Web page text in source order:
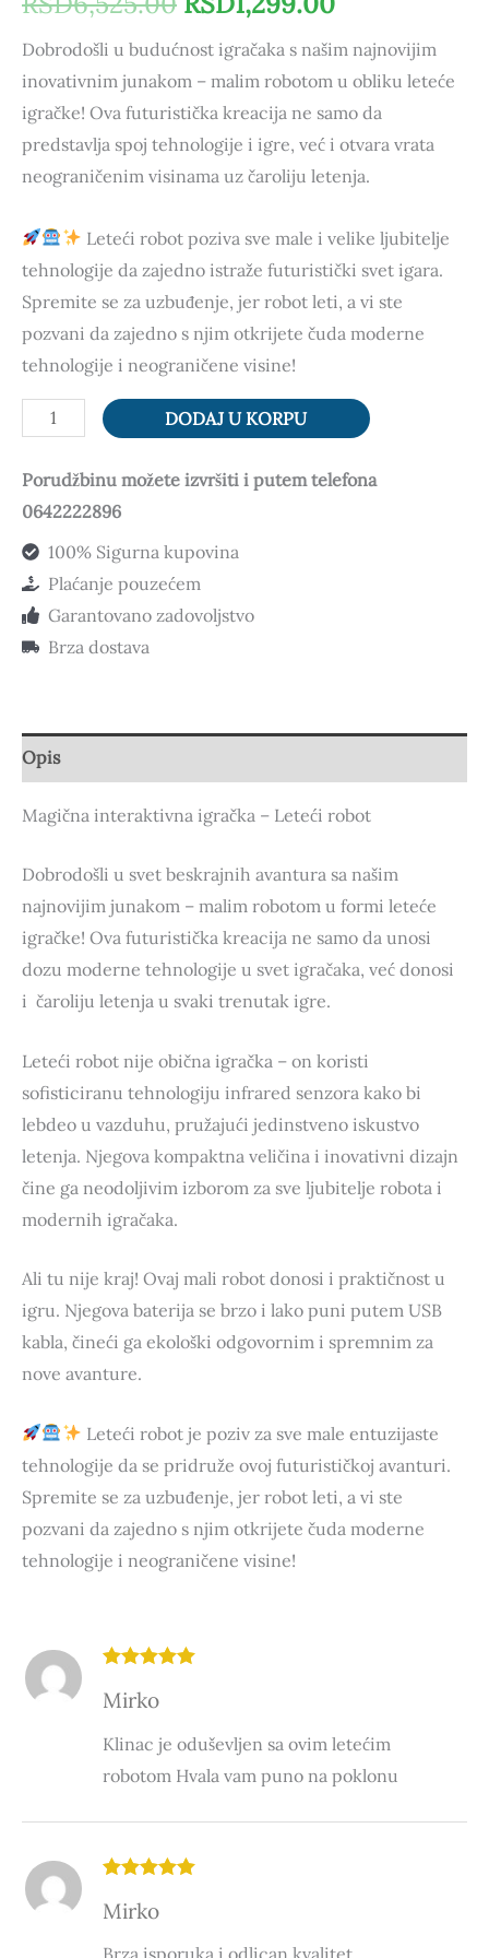
osnovu
Dobrodošli u budućnost igračaka s našim najnovijim
inovativnim junakom – malim robotom u obliku leteće
igračke! Ova futuristička kreacija ne samo da
predstavlja spoj tehnologije i igre, već i otvara vrata
neograničenim visinama uz čaroliju letenja.
Leteći robot poziva sve male i velike ljubitelje
tehnologije da zajedno istraže futuristički svet igara.
Spremite se za uzbuđenje, jer robot leti, a vi ste
pozvani da zajedno s njim otkrijete čuda moderne
tehnologije i neograničene visine!
DODAJ U KORPU
Porudžbinu možete izvršiti i putem telefona
0642222896
100% Sigurna kupovina
Plaćanje pouzećem
Garantovano zadovoljstvo
Brza dostava
Opis
Magična interaktivna igračka – Leteći robot
Dobrodošli u svet beskrajnih avantura sa našim
najnovijim junakom – malim robotom u formi leteće
igračke! Ova futuristička kreacija ne samo da unosi
dozu moderne tehnologije u svet igračaka, već donosi
i čaroliju letenja u svaki trenutak igre.
Leteći robot nije obična igračka – on koristi
sofisticiranu tehnologiju infrared senzora kako bi
lebdeo u vazduhu, pružajući jedinstveno iskustvo
letenja. Njegova kompaktna veličina i inovativni dizajn
čine ga neodoljivim izborom za sve ljubitelje robota i
modernih igračaka.
Ali tu nije kraj! Ovaj mali robot donosi i praktičnost u
igru. Njegova baterija se brzo i lako puni putem USB
kabla, čineći ga ekološki odgovornim i spremnim za
nove avanture.
Leteći robot je poziv za sve male entuzijaste
tehnologije da se pridruže ovoj futurističkoj avanturi.
Spremite se za uzbuđenje, jer robot leti, a vi ste
pozvani da zajedno s njim otkrijete čuda moderne
tehnologije i neograničene visine!
sa5od 5
Mirko
Klinac je oduševljen sa ovim letećim
robotom Hvala vam puno na poklonu
sa5od 5
Mirko